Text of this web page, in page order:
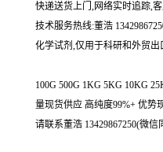
快递送货上门,网络实时追踪,
技术服务热线:董浩
化学试剂,仅用于科研和外贸
100G 500G 1KG 5KG 10KG
量现货供应 高纯度99%+ 优势
请联系董浩 13429867250(微信